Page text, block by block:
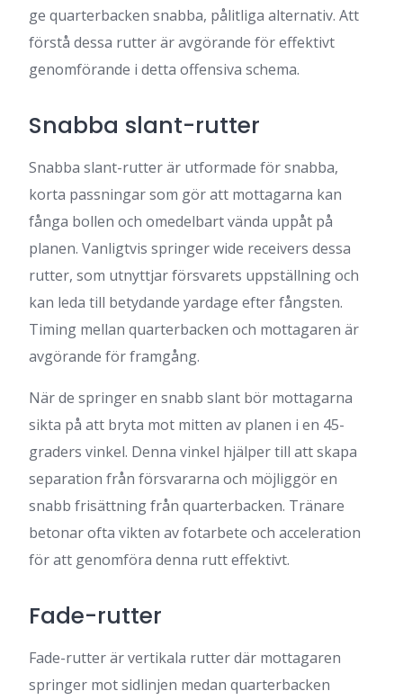
ge quarterbacken snabba, pålitliga alternativ. Att
förstå dessa rutter är avgörande för effektivt
genomförande i detta offensiva schema.
Snabba slant-rutter
Snabba slant-rutter är utformade för snabba,
korta passningar som gör att mottagarna kan
fånga bollen och omedelbart vända uppåt på
planen. Vanligtvis springer wide receivers dessa
rutter, som utnyttjar försvarets uppställning och
kan leda till betydande yardage efter fångsten.
Timing mellan quarterbacken och mottagaren är
avgörande för framgång.
När de springer en snabb slant bör mottagarna
sikta på att bryta mot mitten av planen i en 45-
graders vinkel. Denna vinkel hjälper till att skapa
separation från försvararna och möjliggör en
snabb frisättning från quarterbacken. Tränare
betonar ofta vikten av fotarbete och acceleration
för att genomföra denna rutt effektivt.
Fade-rutter
Fade-rutter är vertikala rutter där mottagaren
springer mot sidlinjen medan quarterbacken